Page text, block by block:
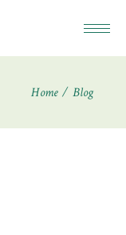
Home Blog